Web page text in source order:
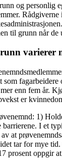
og personlig
til grunn når
varierer
enn fem år.
er
1)
I et
at
tar for mye
prosent oppgir